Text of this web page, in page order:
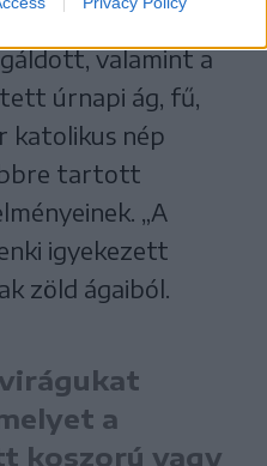
hiszen az
valamint a
úrnapi ág, fű,
katolikus nép
tartott
„A
igyekezett
zöld ágaiból.
a
koszorú vagy